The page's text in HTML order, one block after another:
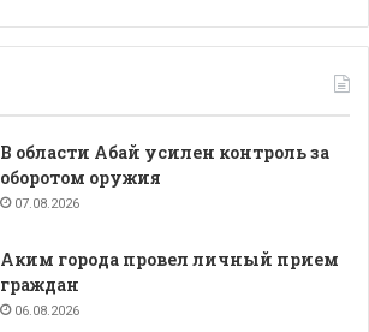
В области Абай усилен контроль за
оборотом оружия
07.08.2026
Аким города провел личный прием
граждан
06.08.2026